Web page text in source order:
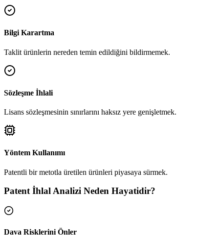
Bilgi Karartma
Taklit ürünlerin nereden temin edildiğini bildirmemek.
Sözleşme İhlali
Lisans sözleşmesinin sınırlarını haksız yere genişletmek.
Yöntem Kullanımı
Patentli bir metotla üretilen ürünleri piyasaya sürmek.
Patent İhlal Analizi Neden Hayatidir?
Dava Risklerini Önler